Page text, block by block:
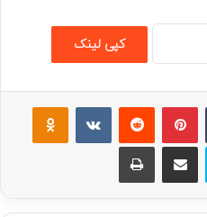
کپی لینک
تامبلر پینتریستReddit
VKontakte
اسکایپ اشتراک گذاری با ایمیل چاپ